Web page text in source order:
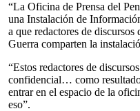
“La Oficina de Prensa del
una Instalación de
a que redactores de
Guerra comparten la
“Estos redactores de
confidencial… como
entrar en el espacio de la
eso”.